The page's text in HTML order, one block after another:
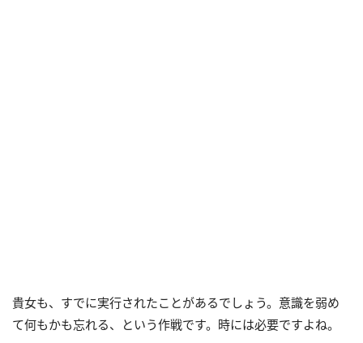
貴女も、すでに実行されたことがあるでしょう。意識を弱め
て何もかも忘れる、という作戦です。時には必要ですよね。